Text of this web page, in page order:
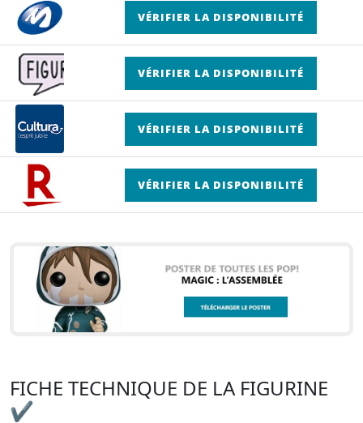
VÉRIFIER LA DISPONIBILITÉ
VÉRIFIER LA DISPONIBILITÉ
VÉRIFIER LA DISPONIBILITÉ
VÉRIFIER LA DISPONIBILITÉ
FICHE TECHNIQUE DE LA FIGURINE
✔